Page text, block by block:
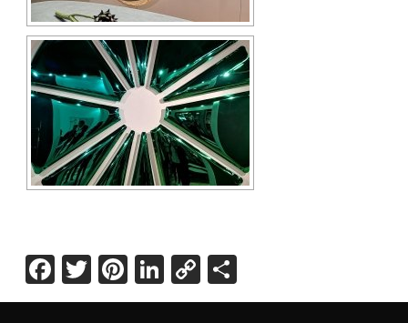
Facebook
Twitter
Pinterest
LinkedIn
Copy
Link
Share